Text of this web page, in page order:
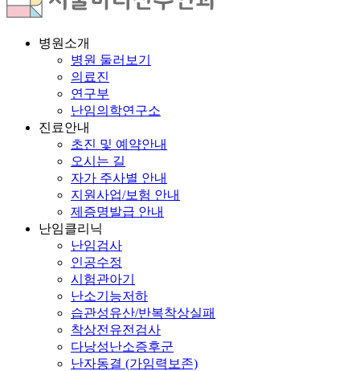
병원소개
병원 둘러보기
의료진
연구부
난임의학연구소
진료안내
초진 및 예약안내
오시는 길
자가 주사별 안내
지원사업/보험 안내
제증명발급 안내
난임클리닉
난임검사
인공수정
시험관아기
난소기능저하
습관성유산/반복착상실패
착상전유전검사
다낭성난소증후군
난자동결 (가임력보존)